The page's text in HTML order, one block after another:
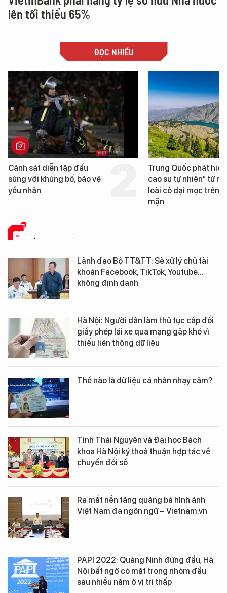
lên tối thiểu 65%
ĐỌC NHIỀU
Trung Quốc phát hiện “mỏ
cao su tự nhiên” từ một
loài cỏ dại mọc trên đất
Loạt dự án bất động
Đà Nẵng sắp bị kiểm
CHÍNH QUYỀN SỐ
Lãnh đạo Bộ TT&TT: Sẽ xử lý chủ tài
khoản Facebook, TikTok, Youtube...
không định danh
Hà Nội: Người dân làm thủ tục cấp đổi
giấy phép lái xe qua mạng gặp khó vì
thiếu liên thông dữ liệu
Thế nào là dữ liệu cá nhân nhạy cảm?
Tỉnh Thái Nguyên và Đại học Bách
khoa Hà Nội ký thoả thuận hợp tác về
chuyển đổi số
Ra mắt nền tảng quảng bá hình ảnh
Việt Nam đa ngôn ngữ – Vietnam.vn
PAPI 2022: Quảng Ninh đứng đầu, Hà
Nội bất ngờ có mặt trong nhóm đầu
sau nhiều năm ở vị trí thấp